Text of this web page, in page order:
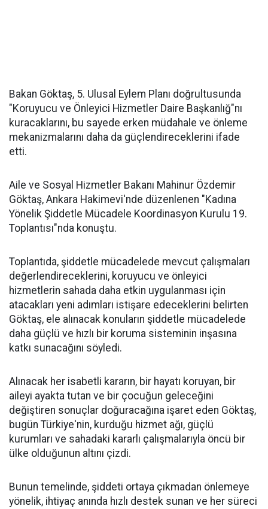
Bakan Göktaş, 5. Ulusal Eylem Planı doğrultusunda
"Koruyucu ve Önleyici Hizmetler Daire Başkanlığ"nı
kuracaklarını, bu sayede erken müdahale ve önleme
mekanizmalarını daha da güçlendireceklerini ifade
etti.
Aile ve Sosyal Hizmetler Bakanı Mahinur Özdemir
Göktaş, Ankara Hakimevi'nde düzenlenen "Kadına
Yönelik Şiddetle Mücadele Koordinasyon Kurulu 19.
Toplantısı"nda konuştu.
Toplantıda, şiddetle mücadelede mevcut çalışmaları
değerlendireceklerini, koruyucu ve önleyici
hizmetlerin sahada daha etkin uygulanması için
atacakları yeni adımları istişare edeceklerini belirten
Göktaş, ele alınacak konuların şiddetle mücadelede
daha güçlü ve hızlı bir koruma sisteminin inşasına
katkı sunacağını söyledi.
Alınacak her isabetli kararın, bir hayatı koruyan, bir
aileyi ayakta tutan ve bir çocuğun geleceğini
değiştiren sonuçlar doğuracağına işaret eden Göktaş,
bugün Türkiye'nin, kurduğu hizmet ağı, güçlü
kurumları ve sahadaki kararlı çalışmalarıyla öncü bir
ülke olduğunun altını çizdi.
Bunun temelinde, şiddeti ortaya çıkmadan önlemeye
yönelik, ihtiyaç anında hızlı destek sunan ve her süreci